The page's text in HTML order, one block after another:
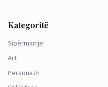
Kategoritë
Sipërmarrje
Art
Personazh